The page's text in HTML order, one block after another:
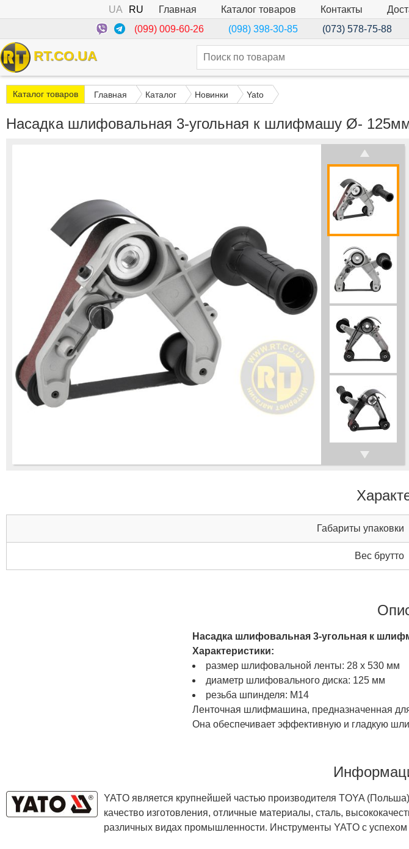
UA RU Главная Каталог товаров Контакты
(099) 009-60-26
(098) 398-30-85 (073) 578-75-88
RT.CO.UA
Каталог товаров Главная Каталог Новинки Yato
Насадка шлифовальная 3-угольная к шлифмашу Ø-
Габариты упаковки
Вес брутто
Насадка шлифовальная 3-угольная к
Характеристики:
размер шлифовальной ленты: 28 x 530 мм
диаметр шлифовального диска: 125 мм
резьба шпинделя: M14
Ленточная шлифмашина, предназначенная
Она обеспечивает эффективную и гладкую
YATO является крупнейшей частью производителя TOYA
качество изготовления, отличные материалы, сталь,
различных видах промышленности. Инструменты YATO с